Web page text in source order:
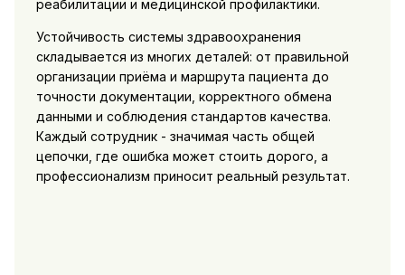
реабилитации и медицинской профилактики.
Устойчивость системы здравоохранения
складывается из многих деталей: от правильной
организации приёма и маршрута пациента до
точности документации, корректного обмена
данными и соблюдения стандартов качества.
Каждый сотрудник - значимая часть общей
цепочки, где ошибка может стоить дорого, а
профессионализм приносит реальный результат.